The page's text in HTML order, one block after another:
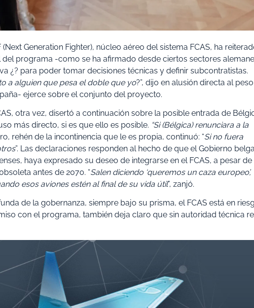
Generation Fighter), núcleo aéreo del sistema FCAS, ha
programa -como se ha afirmado desde ciertos sectores
¿? para poder tomar decisiones técnicas y definir subcontratistas.
a alguien que pesa el doble que yo?”, dijo en alusión directa al peso
ejerce sobre el conjunto del proyecto.
otra vez, disertó a continuación sobre la posible entrada de
más directo, si es que ello es posible. “Si (Bélgica) renunciara a la
rehén de la incontinencia que le es propia, continuó: “Si no fuera
”. Las declaraciones responden al hecho de que el Gobierno
haya expresado su deseo de integrarse en el FCAS, a pesar de
antes de 2070. “Salen diciendo ‘queremos un caza europeo’,
esos aviones estén al final de su vida útil”, zanjó.
de la gobernanza, siempre bajo su prisma, el FCAS está en
con el programa, también deja claro que sin autoridad técnica